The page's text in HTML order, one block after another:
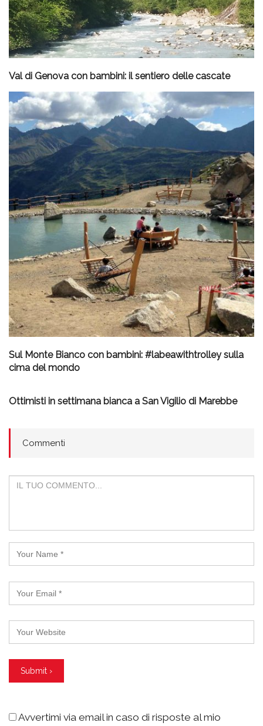
Val di Genova con bambini: il sentiero delle cascate
Sul Monte Bianco con bambini: #labeawithtrolley sulla
cima del mondo
Ottimisti in settimana bianca a San Vigilio di Marebbe
Commenti
Avvertimi via email in caso di risposte al mio